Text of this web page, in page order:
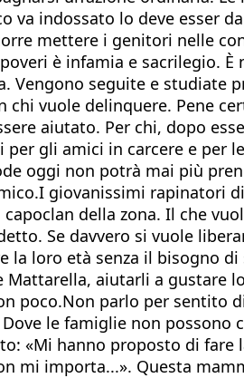
va indossato lo deve esser
mettere i genitori nelle
è infamia e sacrilegio.
seguite e studiate
vuole delinquere. Pene
aiutato. Per chi, dopo
gli amici in carcere e per
oggi non potrà mai più
giovanissimi rapinatori
della zona. Il che
Se davvero si vuole
loro età senza il bisogno
aiutarli a gustare
poco.Non parlo per sentito
le famiglie non
«Mi hanno proposto di fare
importa...». Questa